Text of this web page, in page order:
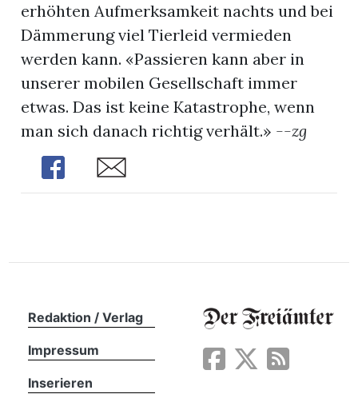
erhöhten Aufmerksamkeit nachts und bei
Dämmerung viel Tierleid vermieden
werden kann. «Passieren kann aber in
unserer mobilen Gesellschaft immer
etwas. Das ist keine Katastrophe, wenn
man sich danach richtig verhält.» --zg
Share
Share
Redaktion / Verlag
Impressum
Inserieren